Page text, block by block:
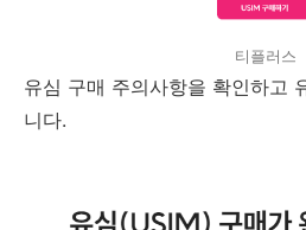
티플러스
유심 구매 주의사항을 확인하고
니다.